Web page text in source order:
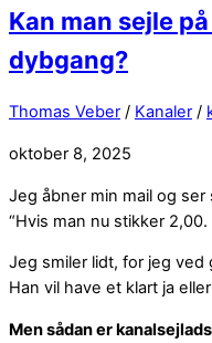
Kan man sejle
dybgang?
Thomas Veber / Kanaler /
oktober 8, 2025
Jeg åbner min mail og
“Hvis man nu stikker 2,00.
Jeg smiler lidt, for jeg ved
Han vil have et klart ja
Men sådan er